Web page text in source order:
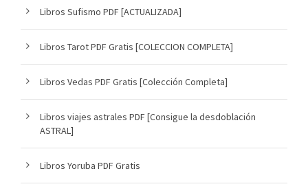
Libros Sufismo PDF [ACTUALIZADA]
Libros Tarot PDF Gratis [COLECCION COMPLETA]
Libros Vedas PDF Gratis [Colección Completa]
Libros viajes astrales PDF [Consigue la desdoblación
ASTRAL]
Libros Yoruba PDF Gratis